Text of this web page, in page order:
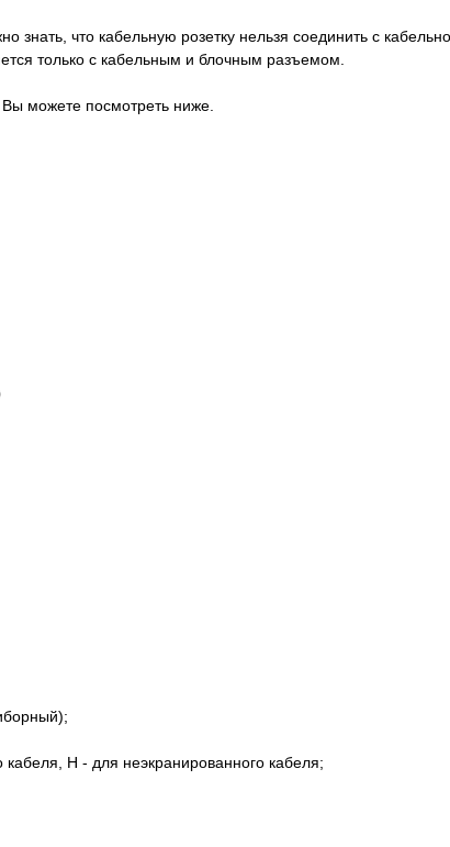
знать, что кабельную розетку нельзя соединить с
только с кабельным и блочным разъемом.
можете посмотреть ниже.
Н - для неэкранированного кабеля;